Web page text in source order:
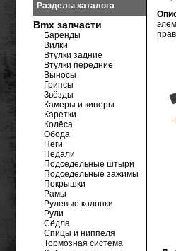
Разделы каталога
Bmx запчасти
Баренды
Вилки
Втулки задние
Втулки передние
Выносы
Грипсы
Звёзды
Камеры и киперы
Каретки
Колёса
Обода
Пеги
Педали
Подседельные штыри
Подседельные зажимы
Покрышки
Рамы
Рулевые колонки
Рули
Сёдла
Спицы и ниппеля
Тормозная система